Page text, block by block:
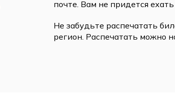
почте. Вам не придется
Не забудьте распечатать
регион. Распечатать можно